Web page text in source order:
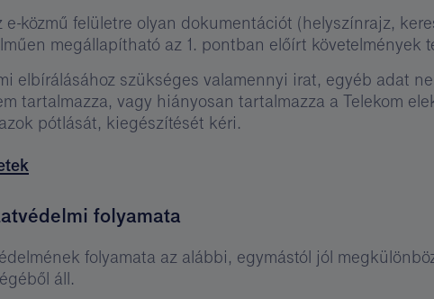
közmű felületre olyan dokumentációt (helyszínrajz,
megállapítható az 1. pontban előírt követelmények
elbírálásához szükséges valamennyi irat, egyéb adat
tartalmazza, vagy hiányosan tartalmazza a Telekom
pótlását, kiegészítését kéri.
folyamata
folyamata az alábbi, egymástól jól
áll.